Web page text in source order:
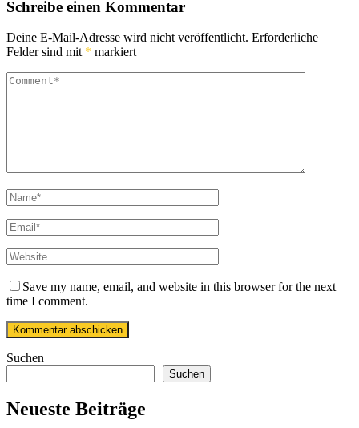
Schreibe einen Kommentar
Deine E-Mail-Adresse wird nicht veröffentlicht. Erforderliche
Felder sind mit * markiert
Save my name, email, and website in this browser for the next
time I comment.
Suchen
Suchen
Neueste Beiträge